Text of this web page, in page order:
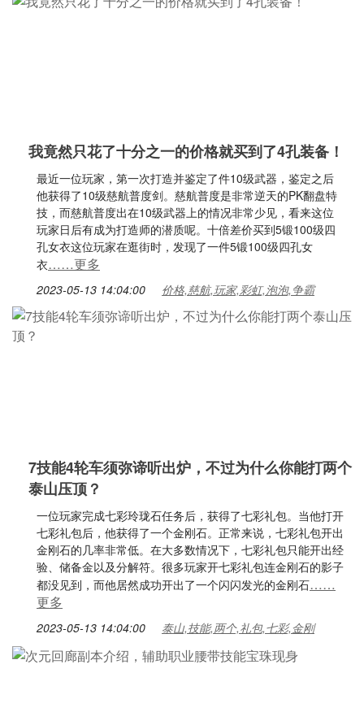
我竟然只花了十分之一的价格就买到了4孔装备！
最近一位玩家，第一次打造并鉴定了件10级武器，鉴定之后
他获得了10级慈航普度剑。慈航普度是非常逆天的PK翻盘特
技，而慈航普度出在10级武器上的情况非常少见，看来这位
玩家日后有成为打造师的潜质呢。十倍差价买到5锻100级四
孔女衣这位玩家在逛街时，发现了一件5锻100级四孔女
衣……更多
2023-05-13 14:04:00 价格,慈航,玩家,彩虹,泡泡,争霸
7技能4轮车须弥谛听出炉，不过为什么你能打两个
泰山压顶？
一位玩家完成七彩玲珑石任务后，获得了七彩礼包。当他打开
七彩礼包后，他获得了一个金刚石。正常来说，七彩礼包开出
金刚石的几率非常低。在大多数情况下，七彩礼包只能开出经
验、储备金以及分解符。很多玩家开七彩礼包连金刚石的影子
都没见到，而他居然成功开出了一个闪闪发光的金刚石……
更多
2023-05-13 14:04:00 泰山,技能,两个,礼包,七彩,金刚